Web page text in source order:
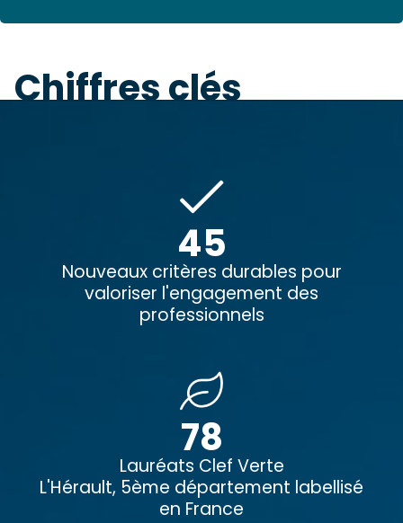
Chiffres clés
45
Nouveaux critères durables pour
valoriser l'engagement des
professionnels
78
Lauréats Clef Verte
L'Hérault, 5ème département labellisé
en France